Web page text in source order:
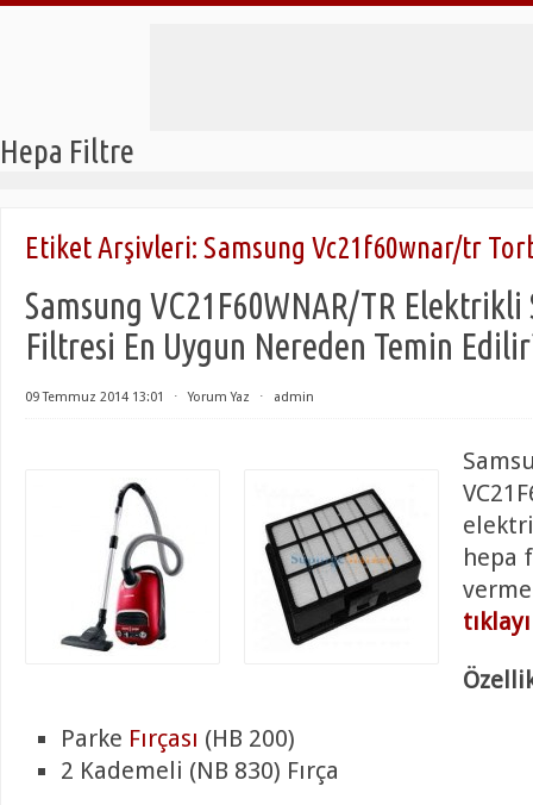
Hepa Filtre
Etiket Arşivleri: Samsung Vc21f60wnar/tr
Samsung VC21F60WNAR/TR
Filtresi En Uygun Nereden Temin
09 Temmuz 2014 13:01 ⋅ Yorum Yaz ⋅ admin
hepa
Parke Fırçası (HB 200)
2 Kademeli (NB 830) Fırça